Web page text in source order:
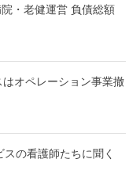
・老健運営 負債総額
オペレーション事業撤
の看護師たちに聞く